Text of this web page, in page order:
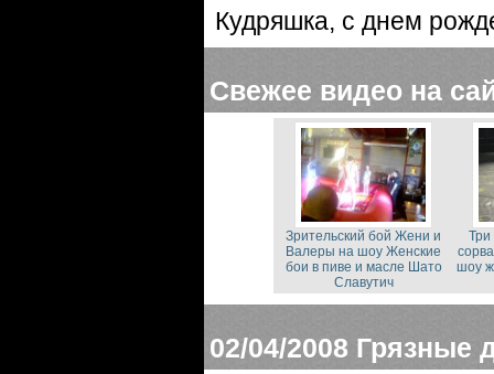
Кудряшка, с днем
Свежее видео на
Зрительский бой Жени и
Валеры на шоу Женские
бои в пиве и масле Шато
Славутич
шоу
02/04/2008 Грязные